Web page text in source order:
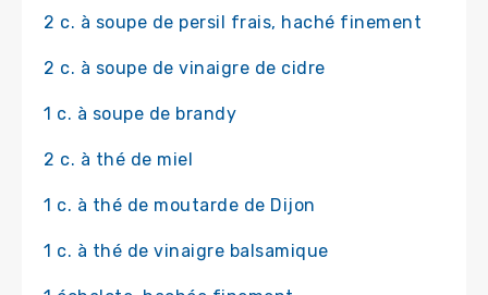
2 c. à soupe de persil frais, haché finement
2 c. à soupe de vinaigre de cidre
1 c. à soupe de brandy
2 c. à thé de miel
1 c. à thé de moutarde de Dijon
1 c. à thé de vinaigre balsamique